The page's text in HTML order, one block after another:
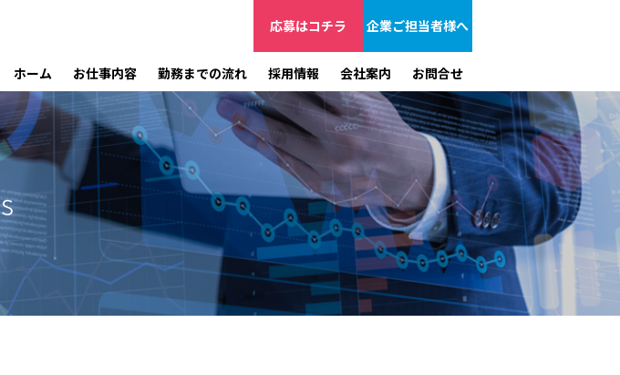
ホーム お仕事内容 勤務までの流れ 採用情報 会社案内 お問合せ
企業ご担当者様へ
応募はコチラ
s